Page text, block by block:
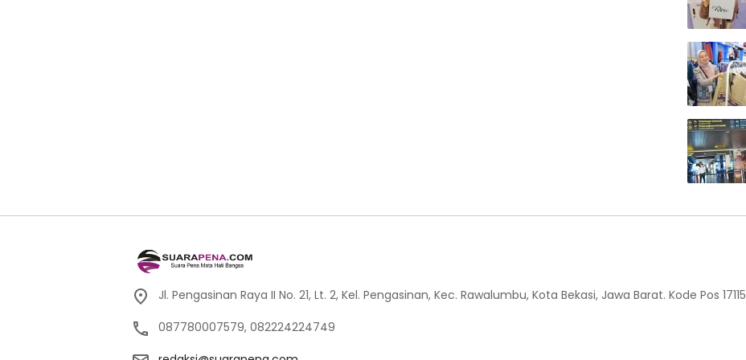
Jl. Pengasinan Raya II No. 21, Lt. 2, Kel. Pengasinan, Kec. Rawalumbu, Kota Bekasi, Jawa Barat. Kode Pos 17115
087780007579, 082224224749